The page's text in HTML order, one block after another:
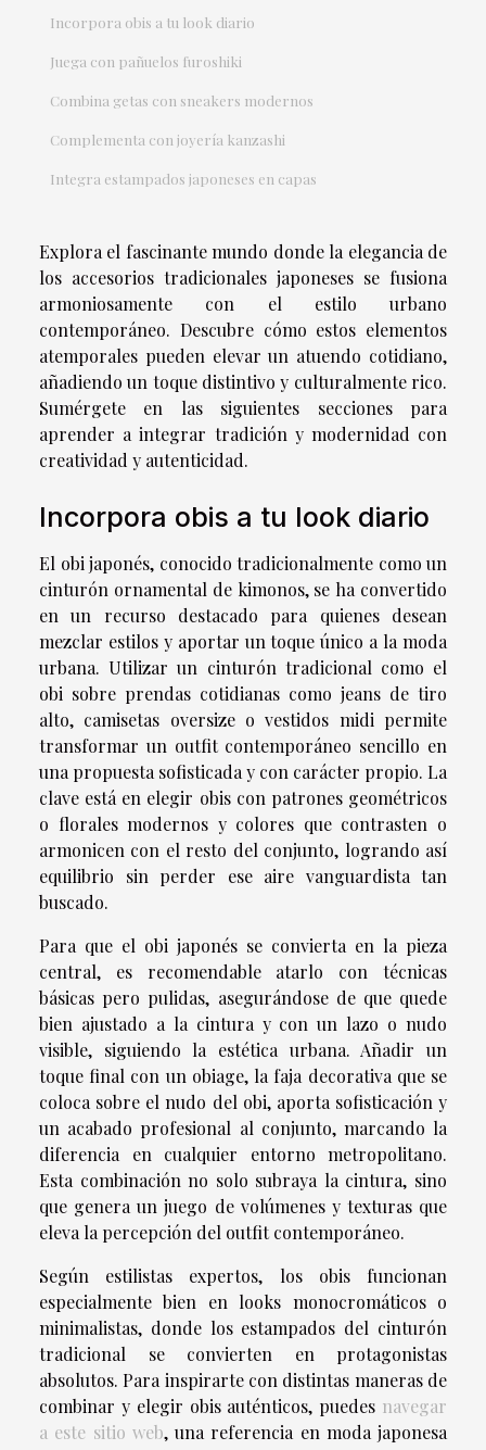
Incorpora obis a tu look diario
Juega con pañuelos furoshiki
Combina getas con sneakers modernos
Complementa con joyería kanzashi
Integra estampados japoneses en capas
Explora el fascinante mundo donde la elegancia de
los accesorios tradicionales japoneses se fusiona
armoniosamente con el estilo urbano
contemporáneo. Descubre cómo estos elementos
atemporales pueden elevar un atuendo cotidiano,
añadiendo un toque distintivo y culturalmente rico.
Sumérgete en las siguientes secciones para
aprender a integrar tradición y modernidad con
creatividad y autenticidad.
Incorpora obis a tu look diario
El obi japonés, conocido tradicionalmente como un
cinturón ornamental de kimonos, se ha convertido
en un recurso destacado para quienes desean
mezclar estilos y aportar un toque único a la moda
urbana. Utilizar un cinturón tradicional como el
obi sobre prendas cotidianas como jeans de tiro
alto, camisetas oversize o vestidos midi permite
transformar un outfit contemporáneo sencillo en
una propuesta sofisticada y con carácter propio. La
clave está en elegir obis con patrones geométricos
o florales modernos y colores que contrasten o
armonicen con el resto del conjunto, logrando así
equilibrio sin perder ese aire vanguardista tan
buscado.
Para que el obi japonés se convierta en la pieza
central, es recomendable atarlo con técnicas
básicas pero pulidas, asegurándose de que quede
bien ajustado a la cintura y con un lazo o nudo
visible, siguiendo la estética urbana. Añadir un
toque final con un obiage, la faja decorativa que se
coloca sobre el nudo del obi, aporta sofisticación y
un acabado profesional al conjunto, marcando la
diferencia en cualquier entorno metropolitano.
Esta combinación no solo subraya la cintura, sino
que genera un juego de volúmenes y texturas que
eleva la percepción del outfit contemporáneo.
Según estilistas expertos, los obis funcionan
especialmente bien en looks monocromáticos o
minimalistas, donde los estampados del cinturón
tradicional se convierten en protagonistas
absolutos. Para inspirarte con distintas maneras de
combinar y elegir obis auténticos, puedes navegar
a este sitio web, una referencia en moda japonesa